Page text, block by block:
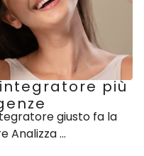
più
giusto fa la
Analizza ...